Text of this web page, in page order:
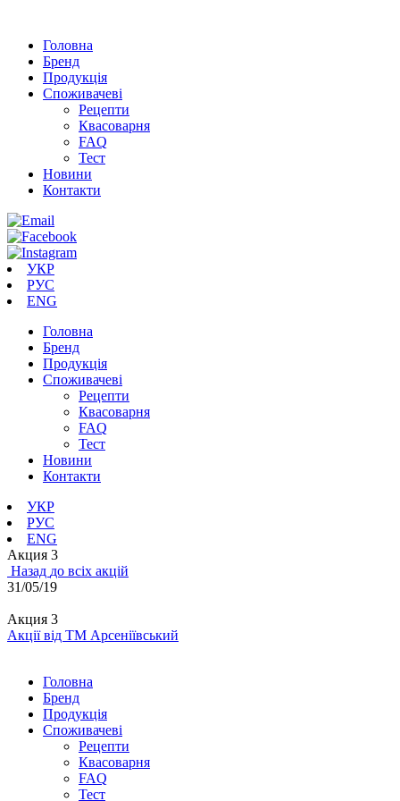
Головна
Бренд
Продукція
Cпоживачеві
Рецепти
Квасоварня
FAQ
Тест
Новини
Контакти
УКР
РУС
ENG
Головна
Бренд
Продукція
Cпоживачеві
Рецепти
Квасоварня
FAQ
Тест
Новини
Контакти
УКР
РУС
ENG
Акция 3
Назад до всіх акцій
31/05/19
Акция 3
Акції від ТМ Арсеніївський
Головна
Бренд
Продукція
Cпоживачеві
Рецепти
Квасоварня
FAQ
Тест